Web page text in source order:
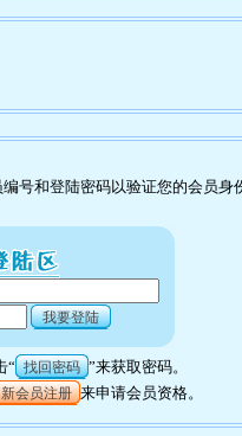
号和登陆密码以验证您的会员身
我要登陆
“ 找回密码 ”来获取密码。
新会员注册 来申请会员资格。